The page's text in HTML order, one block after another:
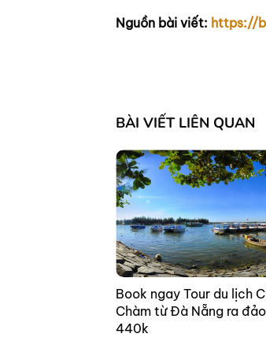
Nguồn bài viết: https://
BÀI VIẾT LIÊN QUAN
Book ngay Tour du lịch
Chàm từ Đà Nẵng ra
440k